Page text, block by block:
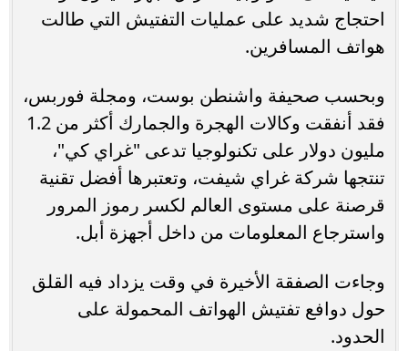
احتجاج شديد على عمليات التفتيش التي طالت
هواتف المسافرين.
وبحسب صحيفة واشنطن بوست، ومجلة فوربس،
فقد أنفقت وكالات الهجرة والجمارك أكثر من 1.2
مليون دولار على تكنولوجيا تدعى "غراي كي"،
تنتجها شركة غراي شيفت، وتعتبرها أفضل تقنية
قرصنة على مستوى العالم لكسر رموز المرور
واسترجاع المعلومات من داخل أجهزة أبل.
وجاءت الصفقة الأخيرة في وقت يزداد فيه القلق
حول دوافع تفتيش الهواتف المحمولة على
الحدود.